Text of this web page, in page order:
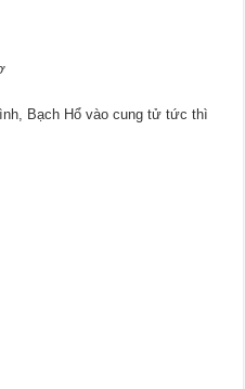
Bạch Hổ vào cung tử tức thì